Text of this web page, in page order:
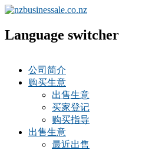
Language switcher
公司简介
购买生意
出售生意
买家登记
购买指导
出售生意
最近出售